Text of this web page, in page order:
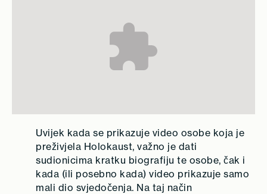
Uvijek kada se prikazuje video osobe koja je
preživjela Holokaust, važno je dati
sudionicima kratku biografiju te osobe, čak i
kada (ili posebno kada) video prikazuje samo
mali dio svjedočenja. Na taj način